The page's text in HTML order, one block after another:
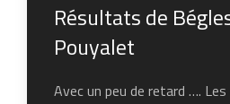
Résultats de
Pouyalet
Avec un peu de retard ….